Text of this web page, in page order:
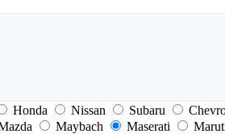
Honda Nissan Subaru
Maybach Maserati